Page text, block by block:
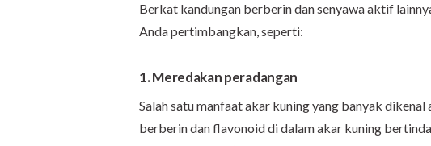
Berkat kandungan berberin dan senyawa aktif
Anda pertimbangkan, seperti:
1. Meredakan peradangan
Salah satu manfaat akar kuning yang banyak
berberin dan flavonoid di dalam akar kuning